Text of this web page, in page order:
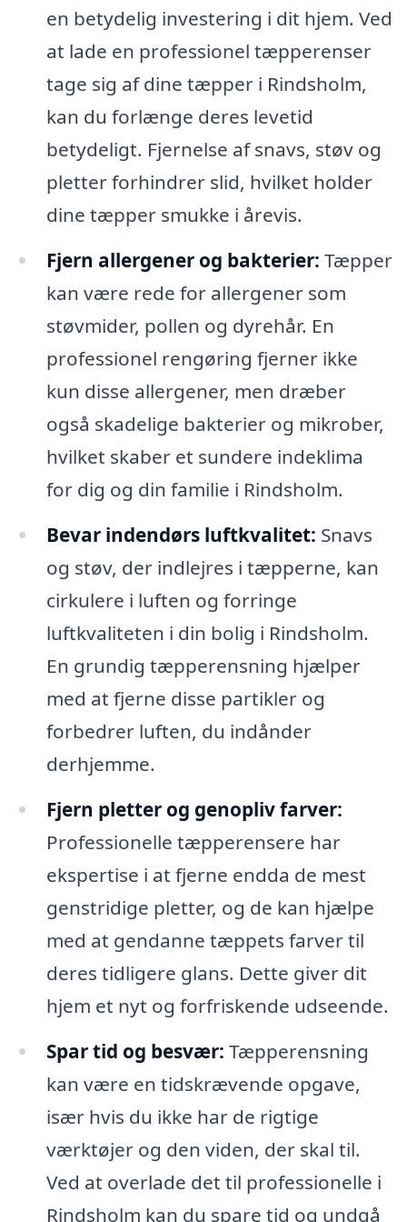
en betydelig investering i dit hjem. Ved
at lade en professionel tæpperenser
tage sig af dine tæpper i Rindsholm,
kan du forlænge deres levetid
betydeligt. Fjernelse af snavs, støv og
pletter forhindrer slid, hvilket holder
dine tæpper smukke i årevis.
Fjern allergener og bakterier: Tæpper
kan være rede for allergener som
støvmider, pollen og dyrehår. En
professionel rengøring fjerner ikke
kun disse allergener, men dræber
også skadelige bakterier og mikrober,
hvilket skaber et sundere indeklima
for dig og din familie i Rindsholm.
Bevar indendørs luftkvalitet: Snavs
og støv, der indlejres i tæpperne, kan
cirkulere i luften og forringe
luftkvaliteten i din bolig i Rindsholm.
En grundig tæpperensning hjælper
med at fjerne disse partikler og
forbedrer luften, du indånder
derhjemme.
Fjern pletter og genopliv farver:
Professionelle tæpperensere har
ekspertise i at fjerne endda de mest
genstridige pletter, og de kan hjælpe
med at gendanne tæppets farver til
deres tidligere glans. Dette giver dit
hjem et nyt og forfriskende udseende.
Spar tid og besvær: Tæpperensning
kan være en tidskrævende opgave,
især hvis du ikke har de rigtige
værktøjer og den viden, der skal til.
Ved at overlade det til professionelle i
Rindsholm kan du spare tid og undgå